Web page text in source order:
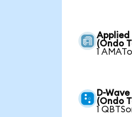
Applied
(Ondo
1
D-
(Ondo
1